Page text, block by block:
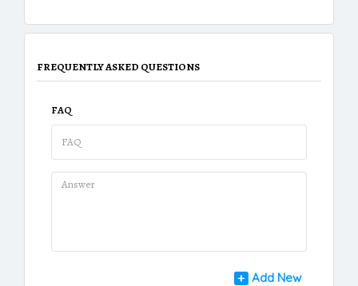
FREQUENTLY ASKED QUESTIONS
FAQ
Add New